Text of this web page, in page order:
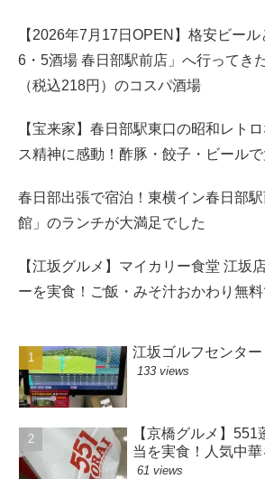
【2026年7月17日OPEN】格安ビール
6・5酒場 春日部駅前店」へ行ってき
（税込218円）のコスパ酒場
【宝来家】春日部駅東口の昭和レト
ス精神に感動！酢豚・餃子・ビール
春日部出張で宿泊！東横イン春日部
館」のランチが大満足でした
【江坂グルメ】マイカリー食堂 江坂
ーを実食！ご飯・みそ汁おかわり無
江坂ゴルフセンター
133 views
【京橋グルメ】
当を実食！人気中
61 views